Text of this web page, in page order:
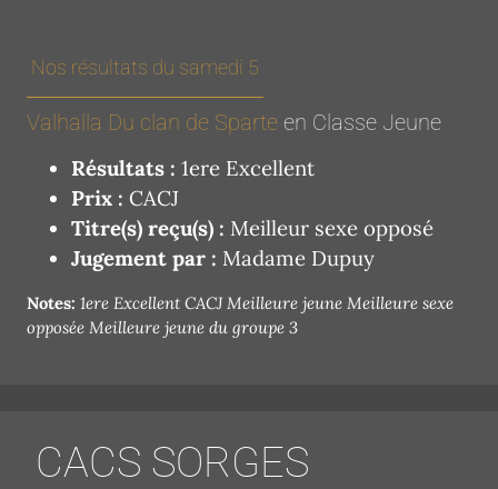
Nos résultats du samedi 5
Valhalla Du clan de Sparte en Classe Jeune
Résultats : 1ere Excellent
Prix : CACJ
Titre(s) reçu(s) : Meilleur sexe opposé
Jugement par : Madame Dupuy
Notes: 1ere Excellent CACJ Meilleure jeune Meilleure sexe
opposée Meilleure jeune du groupe 3
CACS SORGES